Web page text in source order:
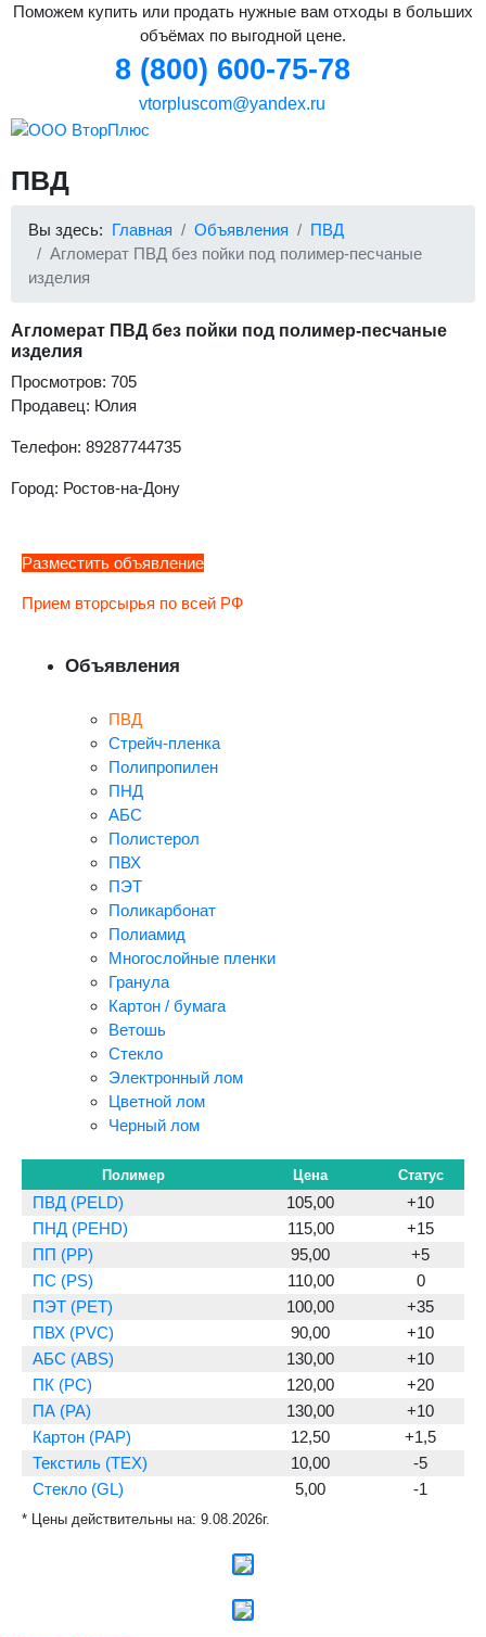
Поможем купить или продать нужные вам отходы в больших
объёмах по выгодной цене.
8 (800) 600-75-78
vtorpluscom@yandex.ru
ПВД
Вы здесь: Главная Объявления
ПВД
Агломерат ПВД без пойки под полимер-песчаные
изделия
Агломерат ПВД без пойки под полимер-песчаные
изделия
Просмотров: 705
Продавец: Юлия
Телефон: 89287744735
Город: Ростов-на-Дону
Разместить объявление
Прием вторсырья по всей РФ
Объявления
ПВД
Стрейч-пленка
Полипропилен
ПНД
АБС
Полистерол
ПВХ
ПЭТ
Поликарбонат
Полиамид
Многослойные пленки
Гранула
Картон / бумага
Ветошь
Стекло
Электронный лом
Цветной лом
Черный лом
Полимер Цена Статус
ПВД (PELD) 105,00
+10
ПНД (PEHD)
115,00
+15
ПП (PP)
95,00
+5
ПС (PS)
110,00
0
ПЭТ (PET)
100,00
+35
ПВХ (PVC)
90,00
+10
АБС (ABS)
130,00
+10
ПК (PC)
120,00
+20
ПА (PA)
130,00
+10
Картон (PAP)
12,50
+1,5
Текстиль (TEX)
10,00
-5
Стекло (GL)
5,00 -1
* Цены действительны на: 9.08.2026г.